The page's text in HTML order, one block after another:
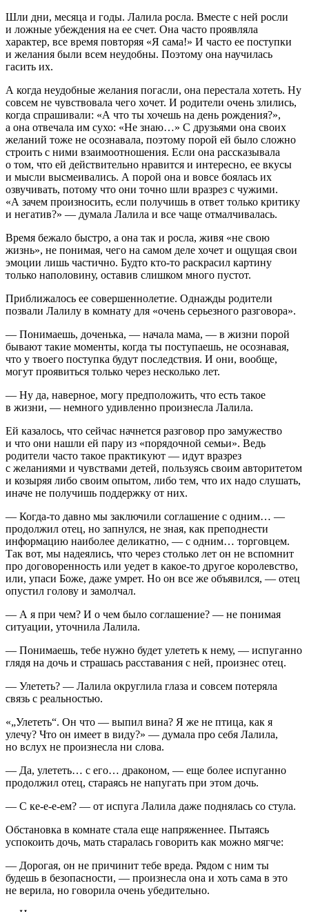
Шли дни, месяца и годы. Лалила росла. Вместе с ней росли
и ложные убеждения на ее счет. Она часто проявляла
характер, все время повторяя «Я сама!» И часто ее поступки
и желания были всем неудобны. Поэтому она научилась
гасить их.
А когда неудобные желания погасли, она перестала хотеть. Ну
совсем не чувствовала чего хочет. И родители очень злились,
когда спрашивали: «А что ты хочешь на день рождения?»,
а она отвечала им сухо: «Не знаю…» С друзьями она своих
желаний тоже не осознавала, поэтому порой ей было сложно
строить с ними взаимоотношения. Если она рассказывала
о том, что ей действительно нравится и интересно, ее вкусы
и мысли высмеивались. А порой она и вовсе боялась их
озвучивать, потому что они точно шли вразрез с чужими.
«А зачем произносить, если получишь в ответ только критику
и негатив?» — думала Лалила и все чаще отмалчивалась.
Время бежало быстро, а она так и росла, живя «не свою
жизнь», не понимая, чего на самом деле хочет и ощущая свои
эмоции лишь частично. Будто кто-то раскрасил картину
только наполовину, оставив слишком много пустот.
Приближалось ее совершеннолетие. Однажды родители
позвали Лалилу в комнату для «очень серьезного разговора».
— Понимаешь, доченька, — начала мама, — в жизни порой
бывают такие моменты, когда ты поступаешь, не осознавая,
что у твоего поступка будут последствия. И они, вообще,
могут проявиться только через несколько лет.
— Ну да, наверное, могу предположить, что есть такое
в жизни, — немного удивленно произнесла Лалила.
Ей казалось, что сейчас начнется разговор про замужество
и что они нашли ей пару из «порядочной семьи». Ведь
родители часто такое практикуют — идут вразрез
с желаниями и чувствами детей, пользуясь своим авторитетом
и козыряя либо своим опытом, либо тем, что их надо слушать,
иначе не получишь поддержку от них.
— Когда-то давно мы заключили соглашение с одним… —
продолжил отец, но запнулся, не зная, как преподнести
информацию наиболее деликатно, — с одним… торговцем.
Так вот, мы надеялись, что через столько лет он не вспомнит
про договоренность или уедет в какое-то другое королевство,
или, упаси Боже, даже умрет. Но он все же объявился, — отец
опустил голову и замолчал.
— А я при чем? И о чем было соглашение? — не понимая
ситуации, уточнила Лалила.
— Понимаешь, тебе нужно будет улететь к нему, — испуганно
глядя на дочь и страшась расставания с ней, произнес отец.
— Улететь? — Лалила округлила глаза и совсем потеряла
связь с реальностью.
«„Улететь“. Он что — выпил вина? Я же не птица, как я
улечу? Что он имеет в виду?» — думала про себя Лалила,
но вслух не произнесла ни слова.
— Да, улететь… с его… драконом, — еще более испуганно
продолжил отец, стараясь не напугать при этом дочь.
— С ке-е-е-ем? — от испуга Лалила даже поднялась со стула.
Обстановка в комнате стала еще напряженнее. Пытаясь
успокоить дочь, мать старалась говорить как можно мягче:
— Дорогая, он не причинит тебе вреда. Рядом с ним ты
будешь в безопасности, — произнесла она и хоть сама в это
не верила, но говорила очень убедительно.